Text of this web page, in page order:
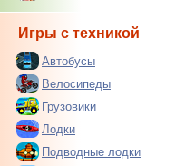
Игры с техникой
Автобусы
Велосипеды
Грузовики
Лодки
Подводные лодки